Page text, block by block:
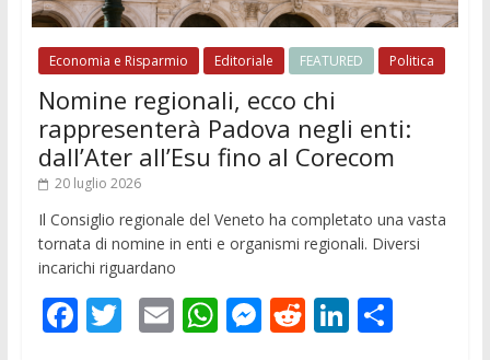
Economia e Risparmio Editoriale FEATURED Politica
Nomine regionali, ecco chi
rappresenterà Padova negli enti:
dall’Ater all’Esu fino al Corecom
20 luglio 2026
Il Consiglio regionale del Veneto ha completato una vasta
tornata di nomine in enti e organismi regionali. Diversi
incarichi riguardano
F T E W M R Li C